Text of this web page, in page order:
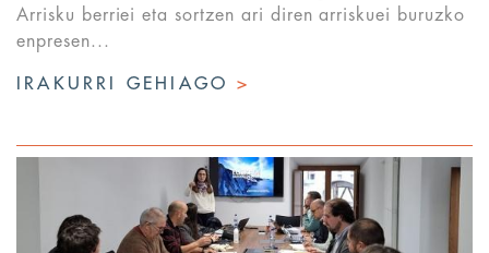
Arrisku berriei eta sortzen ari diren arriskuei buruzko
enpresen...
IRAKURRI GEHIAGO>